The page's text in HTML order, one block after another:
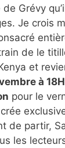
Grévy
Je crois
de le
et
à
pour le
de partir,
les